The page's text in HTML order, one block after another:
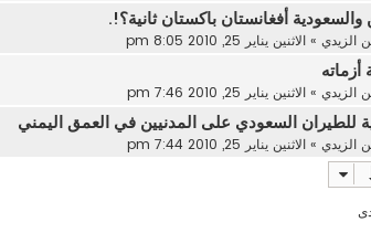
أفغانستان باكستان ثانية؟!.
الزيدي » الاثنين يناير 25, 2010 8:05 pm
الزيدي » الاثنين يناير 25, 2010 7:46 pm
للطيران السعودي على المدنيين في العمق اليمني
الزيدي » الاثنين يناير 25, 2010 7:44 pm